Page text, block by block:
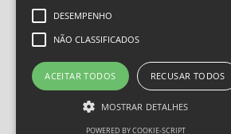
DESEMPENHO
NÃO CLASSIFICADOS
ACEITAR TODOS RECUSAR TODOS
MOSTRAR DETALHES
POWERED BY COOKIE-SCRIPT